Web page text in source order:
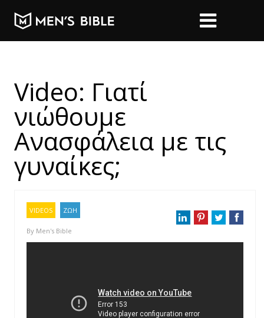
Video: Γιατί
νιώθουμε
Ανασφάλεια με τις
γυναίκες;
VIDEOS ΖΩΗ
By Men's Bible